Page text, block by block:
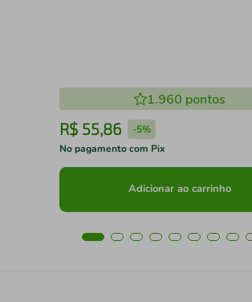
1.960 pontos
R$ 55,86 -5%
No pagamento com Pix
Adicionar ao carrinho